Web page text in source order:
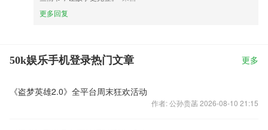
更多回复
50k娱乐手机登录热门文章 更多
《盗梦英雄2.0》全平台周末狂欢活动
作者: 公孙贵菡 2026-08-10 21:15